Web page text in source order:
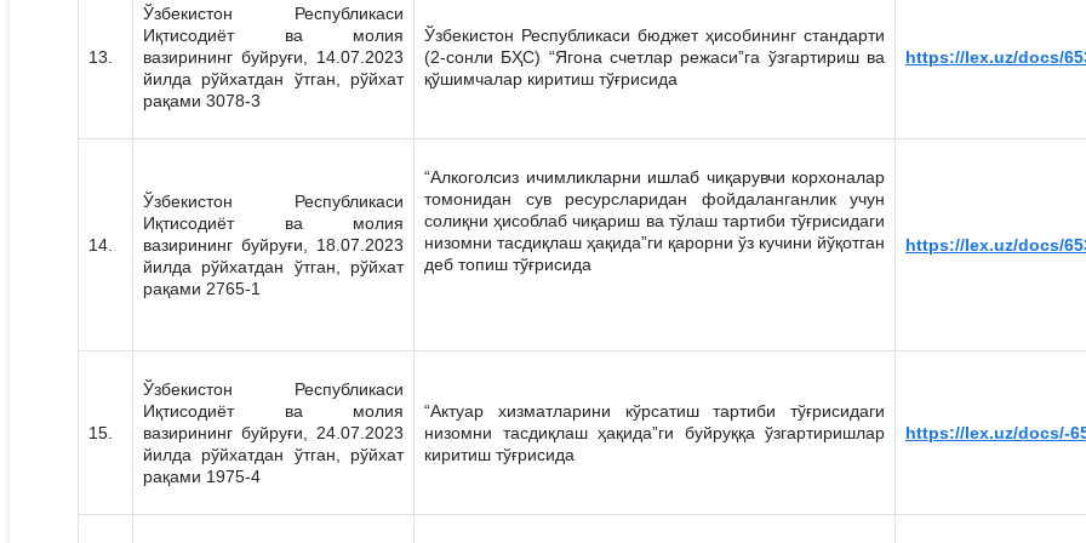
13.
Ўзбекистон Республикаси
Иқтисодиёт ва молия
вазирининг буйруғи, 14.07.2023
йилда рўйхатдан ўтган, рўйхат
рақами 3078-3
Ўзбекистон Республикаси бюджет ҳисобининг стандарти
(2-сонли БҲС) “Ягона счетлар режаси”га ўзгартириш ва
қўшимчалар киритиш тўғрисида
https://lex.uz/docs/
14.
Ўзбекистон Республикаси
Иқтисодиёт ва молия
вазирининг буйруғи, 18.07.2023
йилда рўйхатдан ўтган, рўйхат
рақами 2765-1
“Алкоголсиз ичимликларни ишлаб чиқарувчи корхоналар
томонидан сув ресурсларидан фойдаланганлик учун
солиқни ҳисоблаб чиқариш ва тўлаш тартиби тўғрисидаги
низомни тасдиқлаш ҳақида”ги қарорни ўз кучини йўқотган
деб топиш тўғрисида
https://lex.uz/docs/
15.
Ўзбекистон Республикаси
Иқтисодиёт ва молия
вазирининг буйруғи, 24.07.2023
йилда рўйхатдан ўтган, рўйхат
рақами 1975-4
“Актуар хизматларини кўрсатиш тартиби тўғрисидаги
низомни тасдиқлаш ҳақида”ги буйруққа ўзгартиришлар
киритиш тўғрисида
https://lex.uz/docs/-